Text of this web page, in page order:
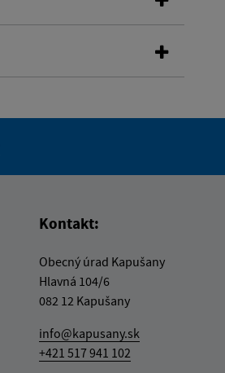
Kontakt:
Obecný úrad Kapušany
Hlavná 104/6
082 12 Kapušany
info@kapusany.sk
+421 517 941 102